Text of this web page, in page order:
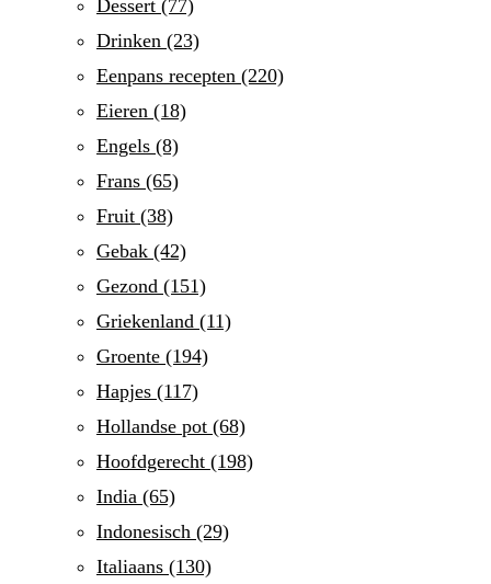
Dessert (77)
Drinken (23)
Eenpans recepten (220)
Eieren (18)
Engels (8)
Frans (65)
Fruit (38)
Gebak (42)
Gezond (151)
Griekenland (11)
Groente (194)
Hapjes (117)
Hollandse pot (68)
Hoofdgerecht (198)
India (65)
Indonesisch (29)
Italiaans (130)